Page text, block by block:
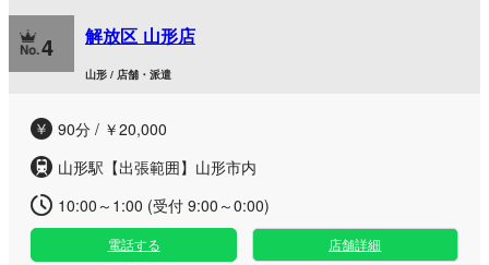
4 解放区 山形店
山形 / 店舗・派遣
90分 / ￥20,000
山形駅【出張範囲】山形市内
10:00～1:00 (受付 9:00～0:00)
電話する 店舗詳細